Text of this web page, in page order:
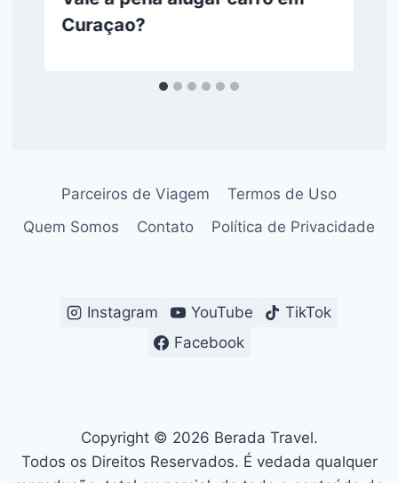
Curaçao?
Parceiros de Viagem
Termos de Uso
Quem Somos
Contato Política de Privacidade
Instagram YouTube
TikTok
Facebook
Copyright © 2026 Berada Travel.
Todos os Direitos Reservados. É vedada qualquer